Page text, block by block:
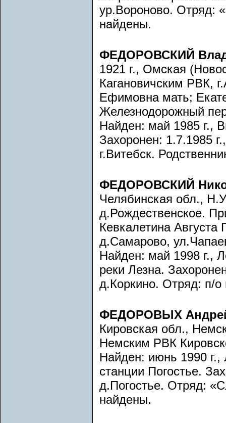
ур.Вороново. Отряд:
найдены.
ФЕДОРОВСКИЙ
1921 г., Омская
Кагановичским РВК,
Ефимовна мать;
Железнодорожный
Найден: май 1985 г.,
Захоронен: 1.7.1985
г.Витебск.
ФЕДОРОВСКИЙ
Челябинская обл.,
д.Рождественское.
Кевкалетина
д.Самарово,
Найден: май 1998 г.,
реки Лезна.
д.Коркино. Отряд: п/о
ФЕДОРОВЫХ
Кировская обл.,
Немским РВК
Найден: июнь 1990 г.,
станции Погостье.
д.Погостье. Отряд:
найдены.